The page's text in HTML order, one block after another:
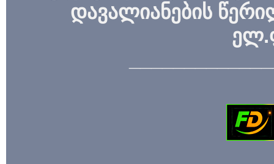
დავალიანების